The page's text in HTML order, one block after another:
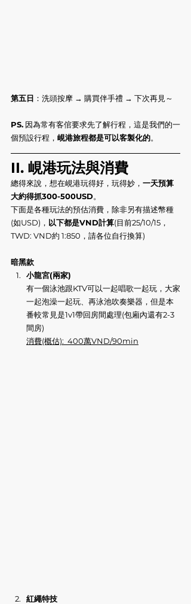
第五日 ：洗頭按摩 → 購買伴手禮 → 下次再見～
PS. 因為常有客倌要求先了解行程，這是我們的一
個預設行程， 峴港旅程都是可以客製化的。
II. 峴港玩法與消費
總得來說，想在峴港玩得好，玩得妙， 一天預算
大約得抓300-500USD。
下面是各種玩法的預估消費，除非另有描述幣種
(如USD)， 以下都是VND計算(目前25/10/15，
TWD: VND約 1:850，請各位自行換算)
暗黑款
小龍宮(兩家)
有一個泳池跟KTV可以一起唱歌一起玩，大家
一起泡澡一起玩、再泳池吹奏樂器，但是本
番較常見是1v1帶回房間處理(包廂內還有2-3
間房)
消費(概估):  400萬VND/90min
紅繩特技